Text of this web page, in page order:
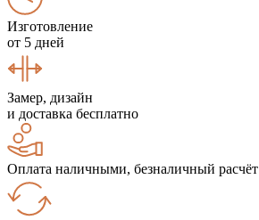
Изготовление
от 5 дней
Замер, дизайн
и доставка бесплатно
Оплата наличными, безналичный расчёт